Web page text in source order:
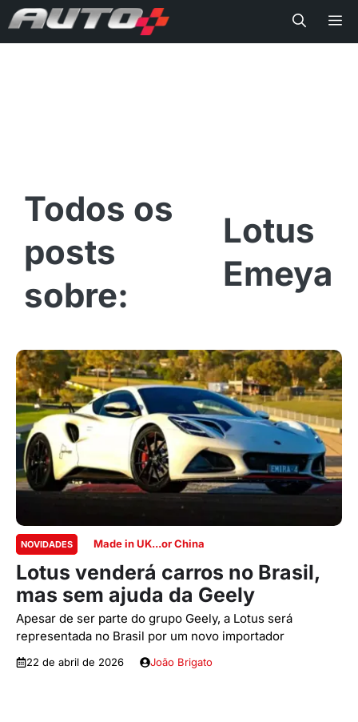
Lotus
Emeya
NOVIDADES Made in UK...or China
Lotus venderá carros no Brasil,
mas sem ajuda da Geely
Apesar de ser parte do grupo Geely, a Lotus será
representada no Brasil por um novo importador
22 de abril de 2026 João Brigato